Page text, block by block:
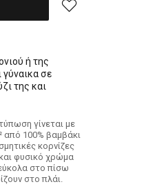
ή της
γύναικα σε
της και
γίνεται με
από 100% βαμβάκι
κορνίζες
φυσικό χρώμα
στο πίσω
στο πλάι.